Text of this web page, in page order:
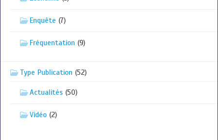
Enquête (7)
Fréquentation (9)
Type Publication (52)
Actualités (50)
Vidéo (2)